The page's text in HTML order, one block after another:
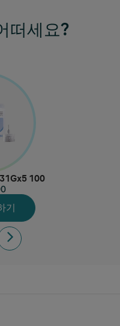
떠세요?
100
기